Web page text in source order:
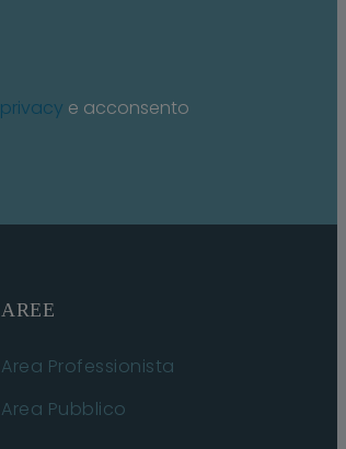
privacy e acconsento
AREE
Area Professionista
Area Pubblico